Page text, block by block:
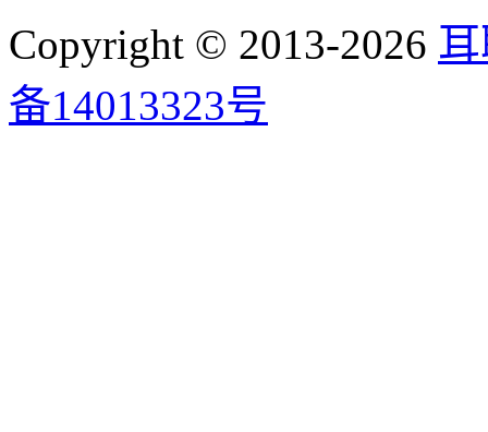
Copyright © 2013-2026
备14013323号